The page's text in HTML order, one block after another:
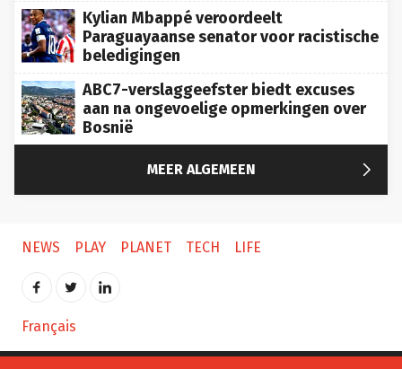
Kylian Mbappé veroordeelt
Paraguayaanse senator voor racistische
beledigingen
ABC7-verslaggeefster biedt excuses
aan na ongevoelige opmerkingen over
Bosnië
MEER ALGEMEEN 
NEWS PLAY PLANET TECH LIFE
Français